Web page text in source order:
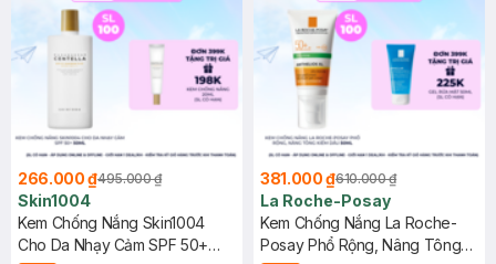
266.000 ₫495.000 ₫
Skin1004
Kem Chống Nắng Skin1004
Cho Da Nhạy Cảm SPF 50+
381.000 ₫610.000 ₫
La Roche-Posay
Kem Chống Nắng La Roche-
Posay Phổ Rộng, Nâng Tông